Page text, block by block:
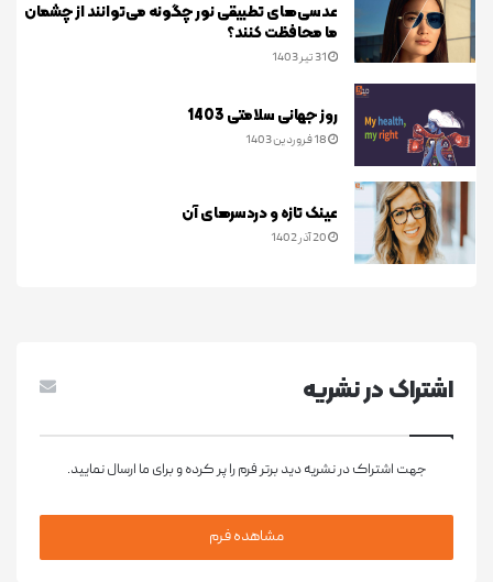
عدسی‌های تطبیقی نور چگونه می‌توانند از چشمان
ما محافظت کنند؟
31 تیر 1403
روز جهانی سلامتی 1403
18 فروردین 1403
عینک تازه و دردسرهای آن
20 آذر 1402
اشتراک در نشريه
جهت اشتراک در نشریه دید برتر فرم را پر کرده و برای ما ارسال نمایید.
مشاهده فرم